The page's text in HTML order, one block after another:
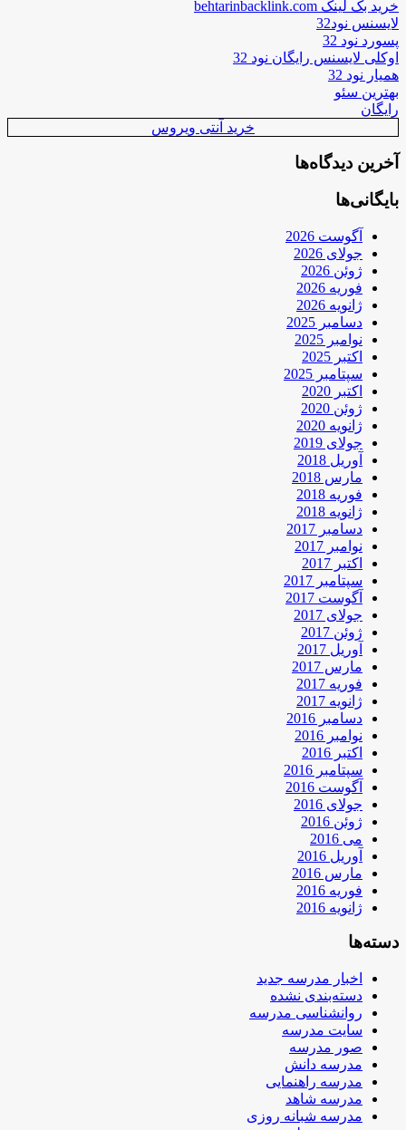
خرید بک لینک behtarinbacklink.com
لایسنس نود32
پسورد نود 32
اوکلی لایسنس رایگان نود 32
همیار نود 32
بهترین سئو
رایگان
خرید آنتی ویروس
آخرین دیدگاه‌ها
بایگانی‌ها
آگوست 2026
جولای 2026
ژوئن 2026
فوریه 2026
ژانویه 2026
دسامبر 2025
نوامبر 2025
اکتبر 2025
سپتامبر 2025
اکتبر 2020
ژوئن 2020
ژانویه 2020
جولای 2019
آوریل 2018
مارس 2018
فوریه 2018
ژانویه 2018
دسامبر 2017
نوامبر 2017
اکتبر 2017
سپتامبر 2017
آگوست 2017
جولای 2017
ژوئن 2017
آوریل 2017
مارس 2017
فوریه 2017
ژانویه 2017
دسامبر 2016
نوامبر 2016
اکتبر 2016
سپتامبر 2016
آگوست 2016
جولای 2016
ژوئن 2016
می 2016
آوریل 2016
مارس 2016
فوریه 2016
ژانویه 2016
دسته‌ها
اخبار مدرسه جدید
دسته‌بندی نشده
روانشناسی مدرسه
سایت مدرسه
صور مدرسه
مدرسه دانش
مدرسه راهنمایی
مدرسه شاهد
مدرسه شبانه روزی